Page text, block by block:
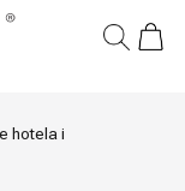
hotela i